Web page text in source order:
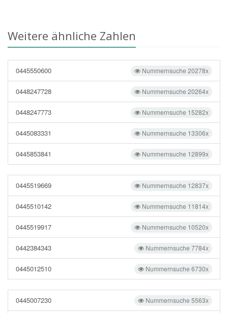
Weitere ähnliche Zahlen
Nummernsuche 20278x
0445550600
Nummernsuche 20264x
0448247728
Nummernsuche 15282x
0448247773
Nummernsuche 13306x
0445083331
Nummernsuche 12899x
0445853841
Nummernsuche 12837x
0445519669
Nummernsuche 11814x
0445510142
Nummernsuche 10520x
0445519917
Nummernsuche 7784x
0442384343
Nummernsuche 6730x
0445012510
Nummernsuche 5563x
0445007230